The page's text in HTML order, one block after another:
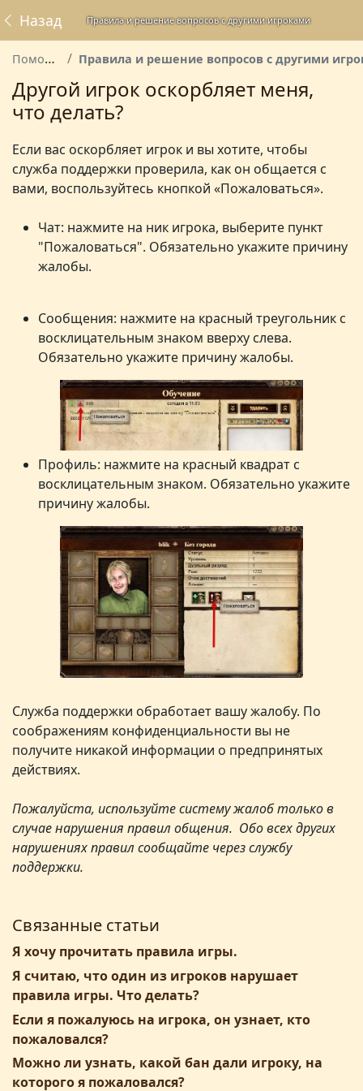
Правила и решение вопросов с другими игроками
Назад
Помощь Правила и решение вопросов с другими
Другой игрок оскорбляет меня,
что делать?
Если вас оскорбляет игрок и вы хотите, чтобы
служба поддержки проверила, как он общается с
вами, воспользуйтесь кнопкой «Пожаловаться».
Чат: нажмите на ник игрока, выберите пункт
"Пожаловаться". Обязательно укажите причину
жалобы.
Сообщения: нажмите на красный треугольник с
восклицательным знаком вверху слева.
Обязательно укажите причину жалобы.
Профиль: нажмите на красный квадрат с
восклицательным знаком. Обязательно укажите
причину жалобы.
Служба поддержки обработает вашу жалобу. По
соображениям конфиденциальности вы не
получите никакой информации о предпринятых
действиях.
Пожалуйста, используйте систему жалоб только в
случае нарушения правил общения. Обо всех других
нарушениях правил сообщайте через службу
поддержки.
Связанные статьи
Я хочу прочитать правила игры.
Я считаю, что один из игроков нарушает
правила игры. Что делать?
Если я пожалуюсь на игрока, он узнает, кто
пожаловался?
Можно ли узнать, какой бан дали игроку, на
которого я пожаловался?